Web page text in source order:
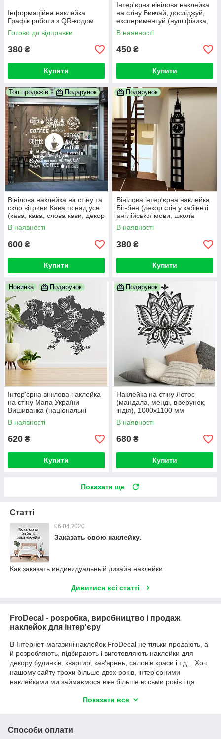
Інформаційна наклейка
Графік роботи з QR-кодом
Готово до відправки
380 ₴
Купити
Інтер'єрна вінілова наклейка
на стіну Вивчай, досліджуй,
експериментуй (нуш фізика,
хімія, наука)
В наявності
450 ₴
Купити
Топ продажів Подарунок
Вінілова наклейка на стіну та
скло вітрини Кава понад усе
(кава, кава, слова кави, декор
у кав'ярню)
В наявності
600 ₴
Купити
Подарунок
Вінілова інтер'єрна наклейка
Біг-бен (декор стін у кабінеті
англійської мови, школа
англійської)
В наявності
380 ₴
Купити
Новинка Подарунок
Інтер'єрна вінілова наклейка
на стіну Мапа України
Вишиванка (національні
символи України, тризубець)
В наявності
620 ₴
Купити
Подарунок
Наклейка на стіну Лотос
(мандала, менді, візерунок,
індія), 1000х1100 мм
В наявності
680 ₴
Купити
Показати ще
Статті
06.04.2020
Заказать свою наклейку.
Как заказать индивидуальный дизайн наклейки
Дивитися всі статті
FroDecal - розробка, виробництво і продаж
наклейок для інтер'єру
В Інтернет-магазині наклейок FroDecal не тільки продають, а
й розробляють, підбирають і виготовляють наклейки для
декору будинків, квартир, кав'ярень, салонів краси і т.д .. Хоч
нашому сайту трохи більше двох років, інтер'єрними
наклейками ми займаємося вже більше восьми років і ця
скло / плитку / меблі. У житті кожної людини є багато дорогих
Показати все
Способи оплати